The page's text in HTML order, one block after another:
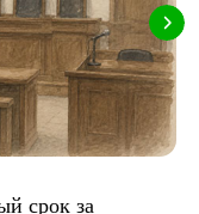
срок за